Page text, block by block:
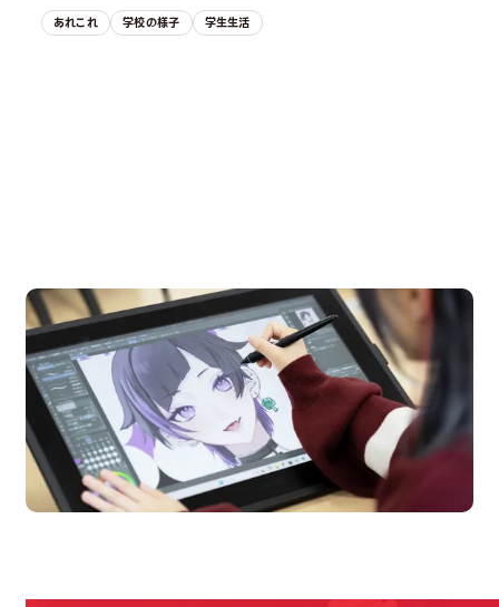
あれこれ 学校の様子 学生生活
Campus Open